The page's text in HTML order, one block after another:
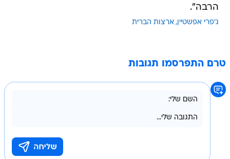
הרבה".
ג'פרי אפשטיין ארצות הברית
טרם התפרסמו תגובות